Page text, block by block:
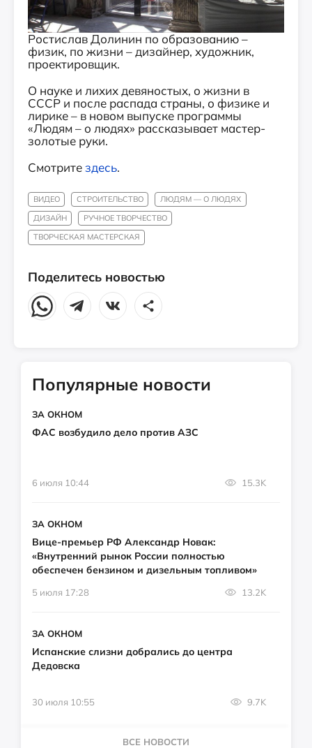
Ростислав Долинин по образованию –
физик, по жизни – дизайнер, художник,
проектировщик.
О науке и лихих девяностых, о жизни в
СССР и после распада страны, о физике и
лирике – в новом выпуске программы
«Людям – о людях» рассказывает мастер-
золотые руки.
Смотритездесь.
ВИДЕО СТРОИТЕЛЬСТВО
ЛЮДЯМ — О ЛЮДЯХ
ДИЗАЙН
РУЧНОЕ ТВОРЧЕСТВО
ТВОРЧЕСКАЯ МАСТЕРСКАЯ
Поделитесь новостью
Популярные новости
ЗА ОКНОМ
ФАС возбудило дело против АЗС
6 июля 10:44 15.3K
ЗА ОКНОМ
Вице-премьер РФ Александр Новак:
«Внутренний рынок России полностью
обеспечен бензином и дизельным топливом»
5 июля 17:28 13.2K
ЗА ОКНОМ
Испанские слизни добрались до центра
Дедовска
30 июля 10:55 9.7K
ВСЕ НОВОСТИ